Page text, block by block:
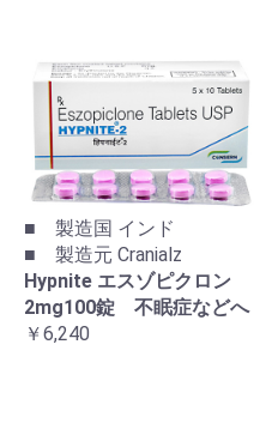
■ 製造国 インド
■ 製造元 Cranialz
Hypnite エスゾピクロン
2mg100錠 不眠症などへ
￥6,240